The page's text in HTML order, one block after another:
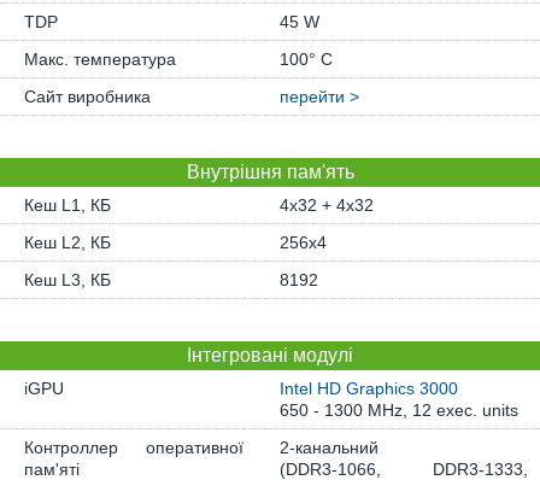
TDP
45 W
Макс. температура
100° C
Сайт виробника
перейти >
Внутрішня пам'ять
Кеш L1, КБ
4x32 + 4x32
Кеш L2, КБ
256x4
Кеш L3, КБ
8192
Інтегровані модулі
iGPU
Intel HD Graphics 3000
650 - 1300 MHz, 12 exec. units
Контроллер оперативної
пам'яті
2-канальний
(DDR3-1066, DDR3-1333,